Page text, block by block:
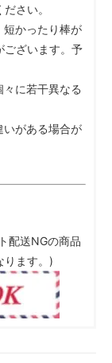
さい。
かったり棒が
ございます。予
に若干異なる
がある場合が
配送NGの商品
ります。)